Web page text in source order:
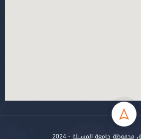
جامعة المسيلة - 2024